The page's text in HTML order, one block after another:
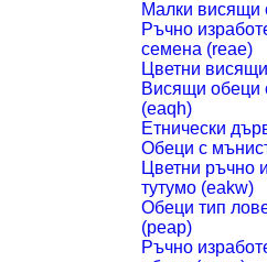
Малки висящи
Ръчно
семена (reae)
Цветни
Висящи обеци
(eaqh)
Етнически
Обеци с
Цветни ръчно
тутумо (eakw)
Обеци тип
(peap)
Ръчно